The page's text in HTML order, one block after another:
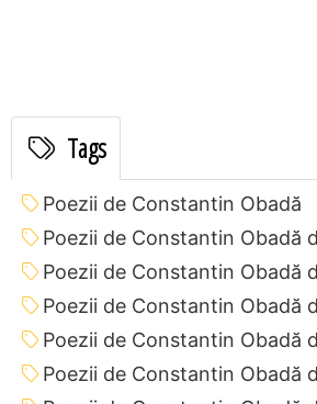
Tags
Poezii de Constantin Obadă
Poezii de Constantin Obadă
Poezii de Constantin Obadă
Poezii de Constantin Obadă
Poezii de Constantin Obadă
Poezii de Constantin Obadă